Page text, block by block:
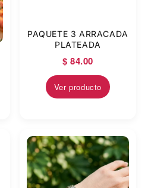
PAQUETE 3 ARRACADA
PLATEADA
$ 84.00
Ver producto